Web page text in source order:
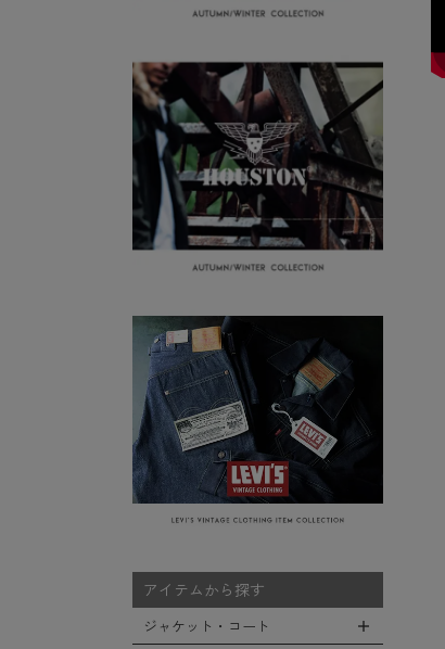
アイテムから探す
ジャケット・コート